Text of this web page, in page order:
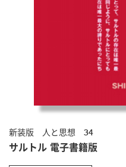
新装版 人と思想 34
サルトル 電子書籍版